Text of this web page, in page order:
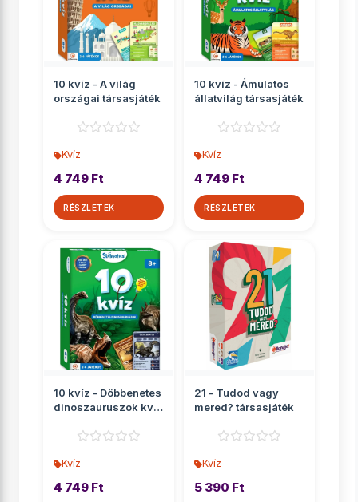
10 kvíz - A világ
országai társasjáték
Kvíz
4 749 Ft
RÉSZLETEK
10 kvíz - Ámulatos
állatvilág társasjáték
Kvíz
4 749 Ft
RÉSZLETEK
10 kvíz - Döbbenetes
dinoszauruszok kvíz
Kvíz
4 749 Ft
21 - Tudod vagy
mered? társasjáték
Kvíz
5 390 Ft